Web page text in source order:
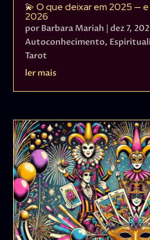
💫 O que deixar em 2025 —
2026
por Barbara Mariah |dez 7,
Autoconhecimento,
Tarot
ler mais